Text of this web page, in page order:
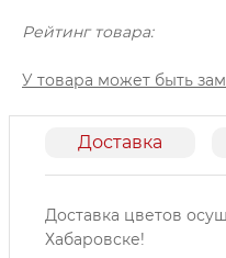
Рейтинг товара:
У товара может быть
Доставка
Доставка цветов
Хабаровске!